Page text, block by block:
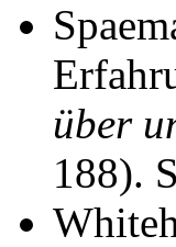
über
188).